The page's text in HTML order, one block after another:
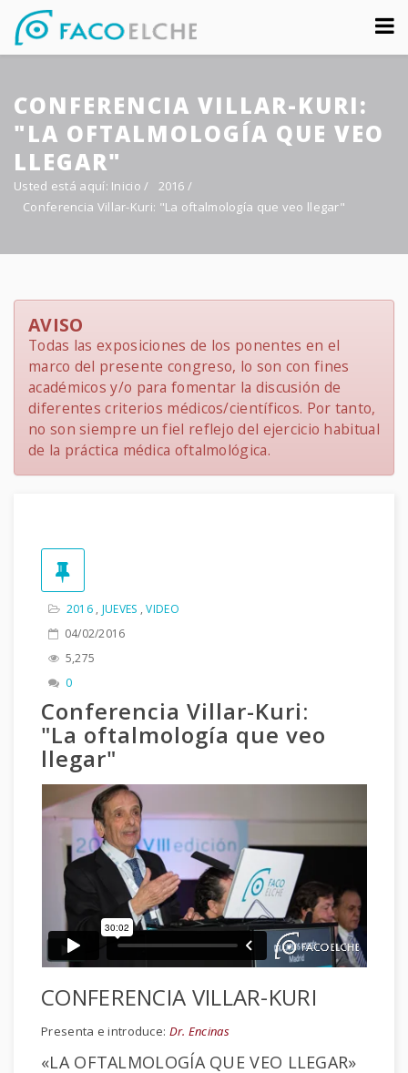
Sobre nosotros
Congreso
Multimedia
Foro FacoElche
CONFERENCIA VILLAR-KURI:
"LA OFTALMOLOGÍA QUE VEO
LLEGAR"
Usted está aquí: Inicio / 2016/
Conferencia Villar-Kuri: "La oftalmología que veo llegar"
AVISO
Todas las exposiciones de los ponentes en el
marco del presente congreso, lo son con fines
académicos y/o para fomentar la discusión de
diferentes criterios médicos/científicos. Por tanto,
no son siempre un fiel reflejo del ejercicio habitual
de la práctica médica oftalmológica.
2016, JUEVES ,VIDEO
04/02/2016
5,275
0
Conferencia Villar-Kuri:
"La oftalmología que veo
llegar"
CONFERENCIA VILLAR-KURI
Presenta e introduce: Dr. Encinas
«LA OFTALMOLOGÍA QUE VEO LLEGAR»